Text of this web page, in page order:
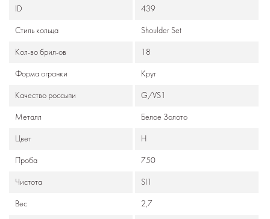
ID 439
Стиль кольца Shoulder Set
Кол-во брил-ов 18
Формa огранки Круг
Качество россыпи G/VS1
Металл Белое Золото
Цвет H
Проба 750
Чистота SI1
Вес 2,7